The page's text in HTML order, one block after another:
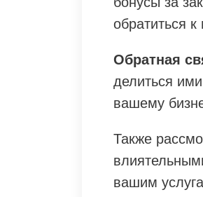
обратиться к
Обратная
делиться
вашему
Также
вашим